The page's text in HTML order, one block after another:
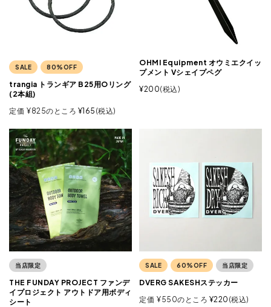
SALE 80%OFF
trangia トランギア B25用Oリング
(2本組)
定価 ¥825のところ ¥165 税込
OHMI Equipment オウミエクイッ
プメント Vシェイプペグ
¥200 税込
当店限定
THE FUNDAY PROJECT ファンデ
イプロジェクト アウトドア用ボディ
シート
SALE 60%OFF 当店限定
DVERG SAKESHステッカー
定価 ¥550のところ ¥220 税込